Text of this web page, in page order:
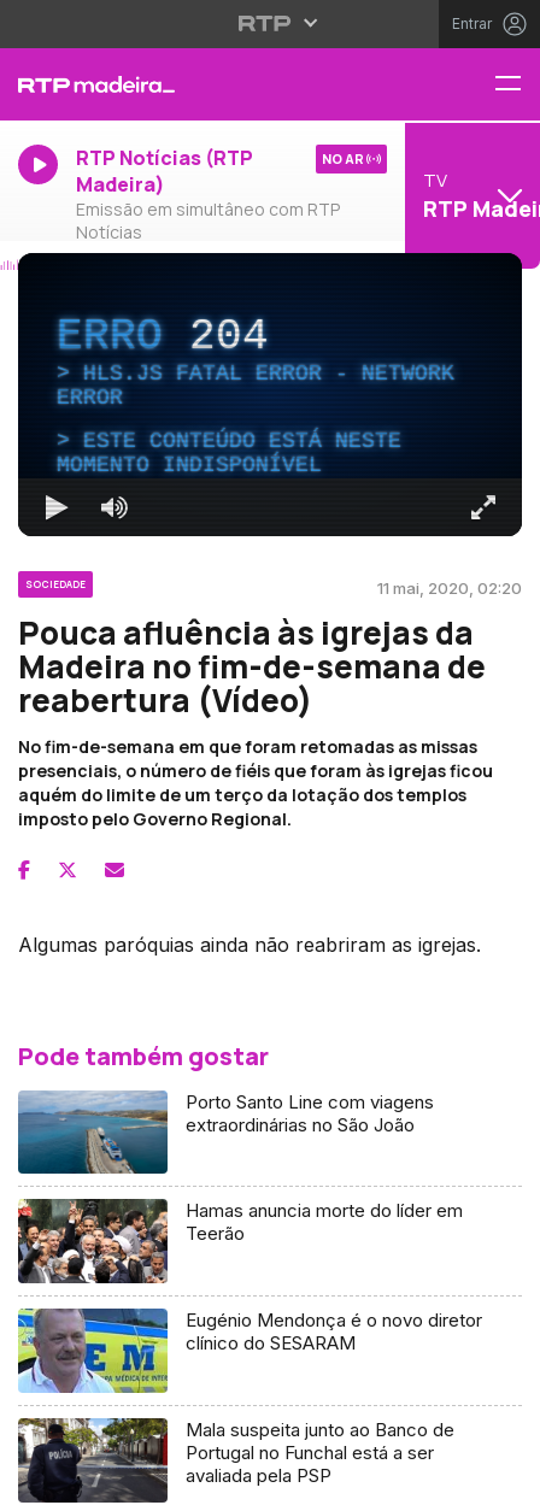
Entrar
RTP Notícias (RTP
Madeira)
Emissão em simultâneo com RTP
Notícias
NO AR
TV
RTP
ERRO204
HLS.JS FATAL ERROR - NETWORK
ERROR
ESTE CONTEÚDO ESTÁ NESTE
MOMENTO INDISPONÍVEL
SOCIEDADE 11 mai, 2020, 02:20
Pouca afluência às igrejas da
Madeira no fim-de-semana de
reabertura (Vídeo)
No fim-de-semana em que foram retomadas as missas
presenciais, o número de fiéis que foram às igrejas ficou
aquém do limite de um terço da lotação dos templos
imposto pelo Governo Regional.
Algumas paróquias ainda não reabriram as igrejas.
Pode também gostar
Porto Santo Line com viagens
extraordinárias no São João
Hamas anuncia morte do líder em
Teerão
Eugénio Mendonça é o novo diretor
clínico do SESARAM
Mala suspeita junto ao Banco de
Portugal no Funchal está a ser
avaliada pela PSP